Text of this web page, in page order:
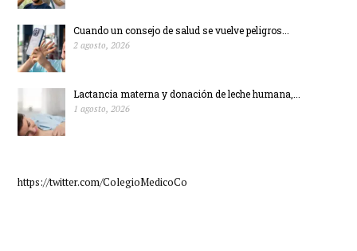
Cuando un consejo de salud se vuelve peligros...
2 agosto, 2026
Lactancia materna y donación de leche humana,...
1 agosto, 2026
https://twitter.com/ColegioMedicoCo